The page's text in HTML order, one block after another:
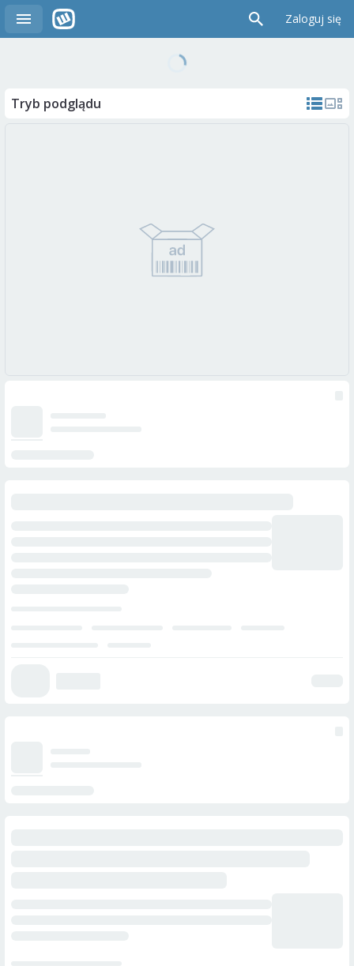
Zaloguj się
Tryb podglądu